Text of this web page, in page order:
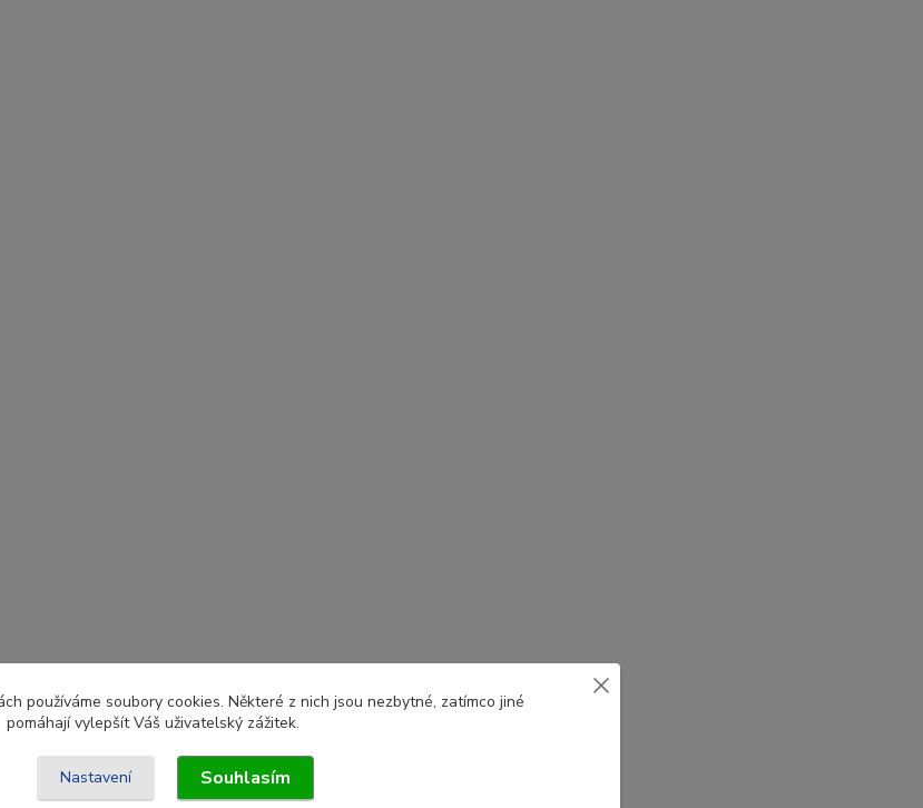
používáme soubory cookies. Některé z nich jsou nezbytné, zatímco jiné
pomáhají vylepšít Váš uživatelský zážitek.
Nastavení Souhlasím